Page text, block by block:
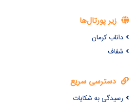
زیر پورتال‌ها
داناب کرمان
شفاف
دسترسی سریع
رسیدگی به شکایات